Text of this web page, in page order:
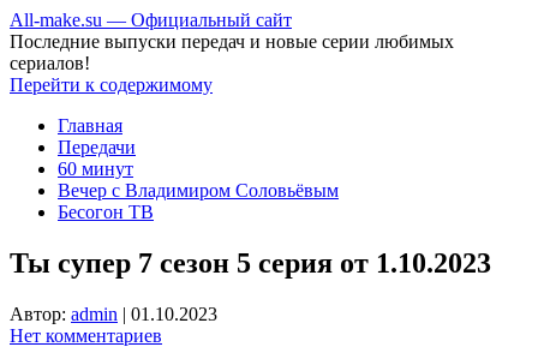
All-make.su — Официальный сайт
Последние выпуски передач и новые серии любимых
сериалов!
Перейти к содержимому
Главная
Передачи
60 минут
Вечер с Владимиром Соловьёвым
Бесогон ТВ
Ты супер 7 сезон 5 серия от 1.10.2023
Автор: admin | 01.10.2023
Нет комментариев